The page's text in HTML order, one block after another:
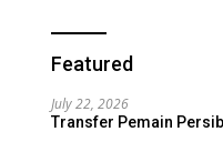
Featured
July 22, 2026
Transfer Pemain